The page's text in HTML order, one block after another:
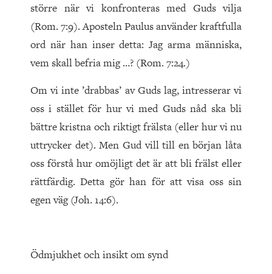
större när vi konfronteras med Guds vilja
(Rom. 7:9). Aposteln Paulus använder kraftfulla
ord när han inser detta: Jag arma människa,
vem skall befria mig …? (Rom. 7:24.)
Om vi inte ’drabbas’ av Guds lag, intresserar vi
oss i stället för hur vi med Guds nåd ska bli
bättre kristna och riktigt frälsta (eller hur vi nu
uttrycker det). Men Gud vill till en början låta
oss förstå hur omöjligt det är att bli frälst eller
rättfärdig. Detta gör han för att visa oss sin
egen väg (Joh. 14:6).
Ödmjukhet och insikt om synd